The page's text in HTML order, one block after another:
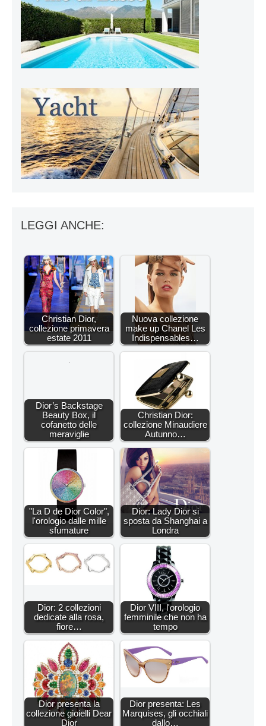
LEGGI ANCHE:
Christian Dior,
collezione primavera
estate 2011
Nuova collezione
make up Chanel Les
Indispensables…
Dior’s Backstage
Beauty Box, il
cofanetto delle
meraviglie
Christian Dior:
collezione Minaudiere
Autunno…
"La D de Dior Color",
l'orologio dalle mille
sfumature
Dior: Lady Dior si
sposta da Shanghai a
Londra
Dior: 2 collezioni
dedicate alla rosa,
fiore…
Dior VIII, l'orologio
femminile che non ha
tempo
Dior presenta la
collezione gioielli Dear
Dior
Dior presenta: Les
Marquises, gli occhiali
dallo…